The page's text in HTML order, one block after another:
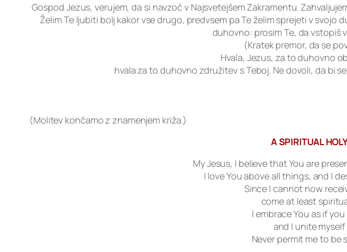
Gospod Jezus, verujem, da si navzoč v Najsvetejšem Zakramentu.
Želim Te ljubiti bolj kakor vse drugo, predvsem pa Te želim sprejeti v svojo
duhovno: prosim Te, da vstopiš
(Kratek premor, da se
Hvala, Jezus, za to duhovno
hvala za to duhovno združitev s Teboj. Ne dovoli, da bi
(Molitev končamo z znamenjem križa.)
A SPIRITUAL
My Jesus, I believe that You are
I love You above all things, and I
Since I cannot now
come at least
I embrace You as if
and I unite
Never permit me to be